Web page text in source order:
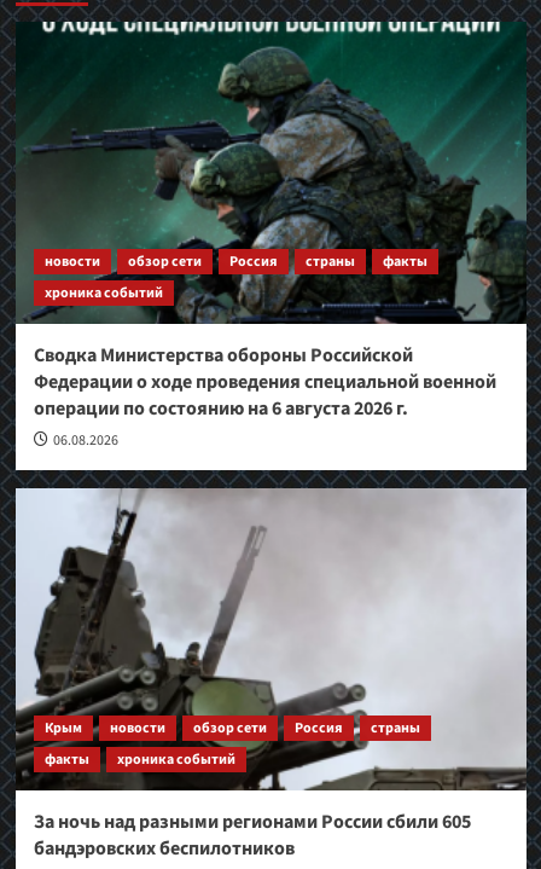
новости обзор сети Россия страны
факты
хроника событий
Сводка Министерства обороны Российской
Федерации о ходе проведения специальной военной
операции по состоянию на 6 августа 2026 г.
06.08.2026
Крым новости обзор сети Россия
страны
факты
хроника событий
За ночь над разными регионами России сбили 605
бандэровских беспилотников